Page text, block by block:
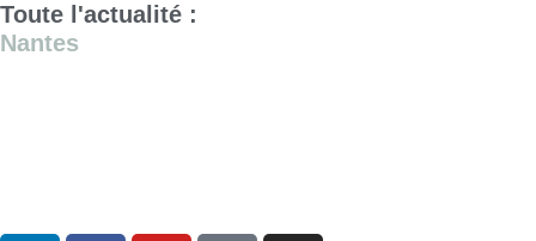
Toute l'actualité :
Nantes